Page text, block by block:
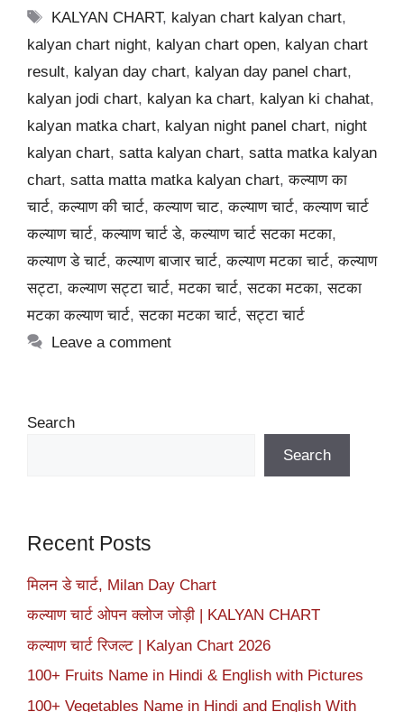
Tags
KALYAN CHART, kalyan chart kalyan chart,
kalyan chart night, kalyan chart open, kalyan chart
result, kalyan day chart, kalyan day panel chart,
kalyan jodi chart, kalyan ka chart, kalyan ki chahat,
kalyan matka chart, kalyan night panel chart, night
kalyan chart, satta kalyan chart, satta matka kalyan
chart, satta matta matka kalyan chart,कल्याण का
चार्ट,कल्याण की चार्ट,कल्याण चाट,कल्याण चार्ट,कल्याण चार्ट
कल्याण चार्ट,कल्याण चार्ट डे,कल्याण चार्ट सटका मटका,
कल्याण डे चार्ट,कल्याण बाजार चार्ट,कल्याण मटका चार्ट,कल्याण
सट्टा,कल्याण सट्टा चार्ट,मटका चार्ट,सटका मटका,सटका
मटका कल्याण चार्ट,सटका मटका चार्ट,सट्टा चार्ट
Leave a comment
Search
Search
Recent Posts
मिलन डे चार्ट, Milan Day Chart
कल्याण चार्ट ओपन क्लोज जोड़ी | KALYAN CHART
कल्याण चार्ट रिजल्ट | Kalyan Chart 2026
100+ Fruits Name in Hindi & English with Pictures
100+ Vegetables Name in Hindi and English With